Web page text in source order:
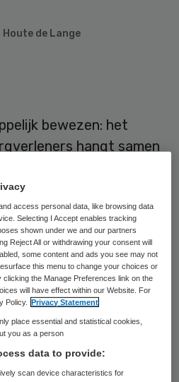
de Lange
bewezen: het
hangt samen
het Nivel.
aan tussen
registratielast. Maar
welke gevolg, dat is niet
“Meer dan de
zorgprofessionals die
access personal data, like browsing data
Selecting I Accept enables tracking
shown under we and our partners
Reject All or withdrawing your consent will
some content and ads you see may not
this menu to change your choices or
the Manage Preferences link on the
will have effect within our Website. For
Policy.
Privacy Statement
place essential and statistical cookies,
you as a person
data to provide:
scan device characteristics for